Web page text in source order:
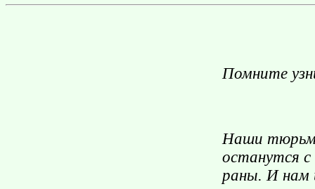
Помните
Наши
останутся
раны. И нам